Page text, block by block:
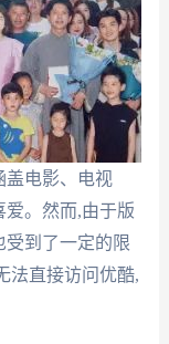
盖电影、电视
爱。然而,由于版
受到了一定的限
法直接访问优酷,